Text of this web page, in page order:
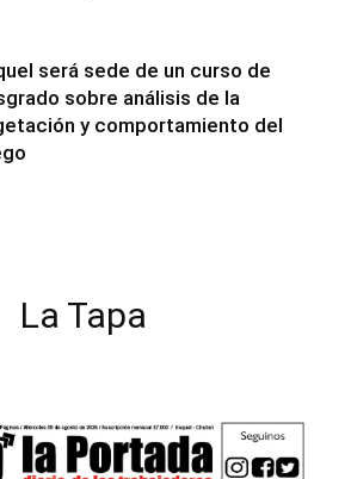
será sede de un curso de
sobre análisis de la
y comportamiento del
La Tapa